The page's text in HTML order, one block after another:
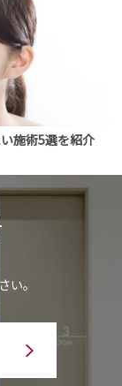
施術5選を紹介
い。